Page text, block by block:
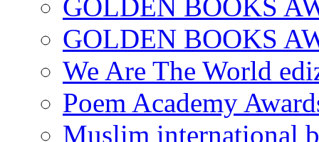
GOLDEN BOOKS
GOLDEN BOOKS
We Are The World
Poem Academy
Muslim international